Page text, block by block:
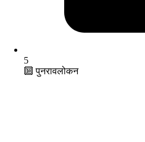
5
🔟 पुनरावलोकन